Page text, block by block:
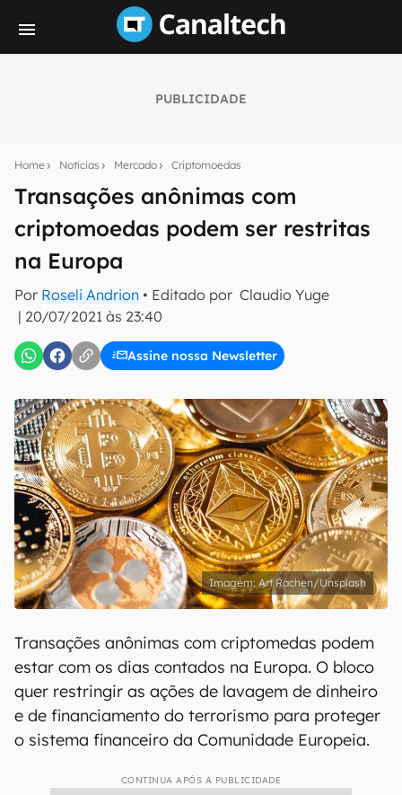
PUBLICIDADE
Home Notícias Mercado Criptomoedas
Transações anônimas com
criptomoedas podem ser restritas
na Europa
Por Roseli Andrion • Editado por Claudio Yuge
| 20/07/2021 às 23:40
Assine nossa Newsletter
notícias e reviews sobre tecnologia em primeira
E-mail
inscreva-se
Confirmo que li, aceito e concordo com os Termos de
Uso e Política de Privacidade do Canaltech.
Art Rachen/Unsplash
Transações anônimas com criptomedas podem
estar com os dias contados na Europa. O bloco
quer restringir as ações de lavagem de dinheiro
e de financiamento do terrorismo para proteger
o sistema financeiro da Comunidade Europeia.
CONTINUA APÓS A PUBLICIDADE